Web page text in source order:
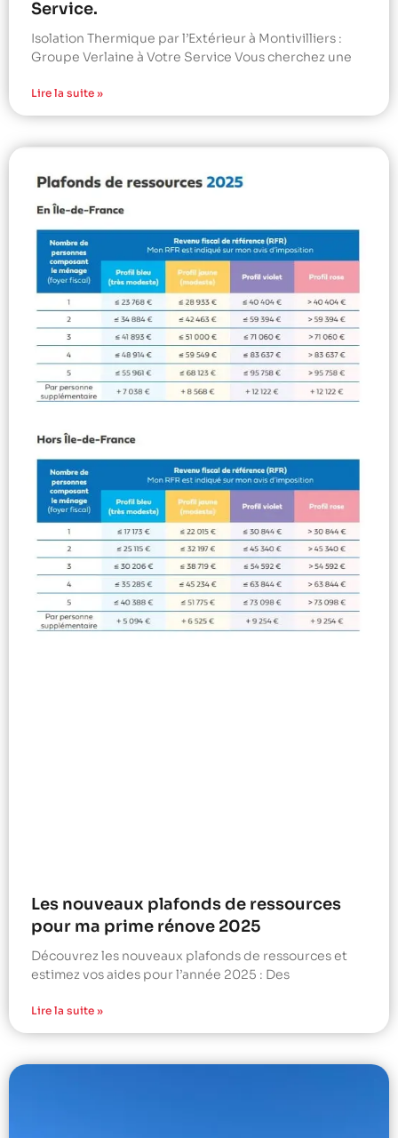
Service.
Isolation Thermique par l’Extérieur à Montivilliers :
Groupe Verlaine à Votre Service Vous cherchez une
Lire la suite »
Les nouveaux plafonds de ressources
pour ma prime rénove 2025
Découvrez les nouveaux plafonds de ressources et
estimez vos aides pour l’année 2025 : Des
Lire la suite »